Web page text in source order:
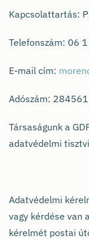
Kapcsolattartás:
Telefonszám: 06
E-mail cím:
Adószám:
Társaságunk a
adatvédelmi
Adatvédelmi
vagy kérdése van
kérelmét postai